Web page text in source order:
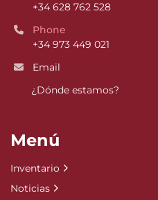
+34 628 762 528
Phone
+34 973 449 021
Email
¿Dónde estamos?
Menú
Inventario
Noticias